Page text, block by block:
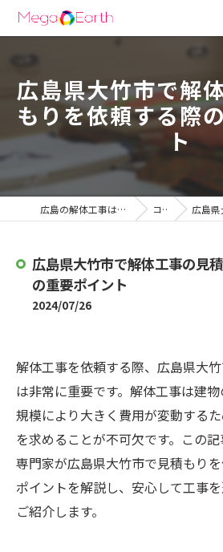
広島県大竹市で解
もりを依頼する際
ト
広島の解体工事は株式会社メガアース コラム 広島県大竹市
広島県大竹市で解体工事の見
の重要ポイント
2024/07/26
解体工事を依頼する際、広島県大
は非常に重要です。解体工事は建物
規模により大きく費用が変動する
を求めることが不可欠です。この
専門家が広島県大竹市で見積もり
ポイントを解説し、安心して工事
ご紹介します。